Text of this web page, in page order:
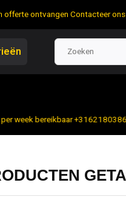
ontvangen Contacteer
week bereikbaar